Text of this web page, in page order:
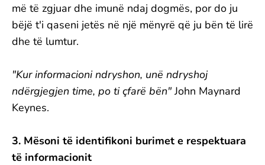
më të zgjuar dhe imunë ndaj dogmës, por do ju
bëjë t'i qaseni jetës në një mënyrë që ju bën të lirë
dhe të lumtur.
"Kur informacioni ndryshon, unë ndryshoj
ndërgjegjen time, po ti çfarë bën"John Maynard
Keynes.
3. Mësoni të identifikoni burimet e respektuara
të informacionit